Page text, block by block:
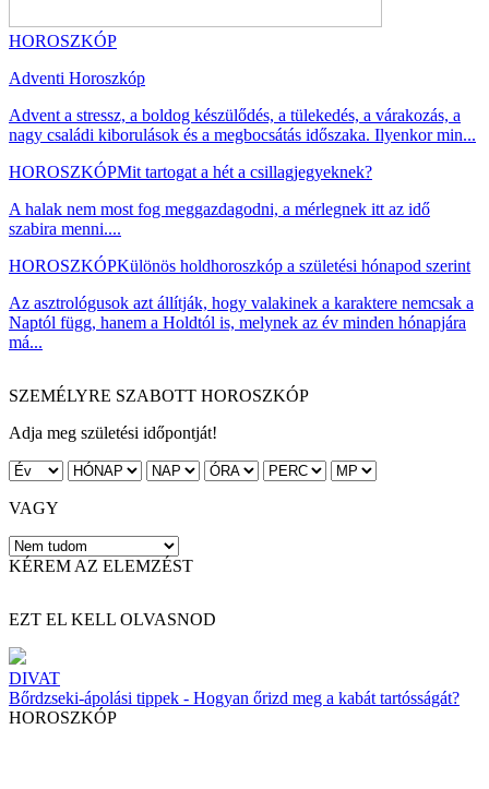
HOROSZKÓP
Adventi Horoszkóp
Advent a stressz, a boldog készülődés, a tülekedés, a várakozás, a
nagy családi kiborulások és a megbocsátás időszaka. Ilyenkor min...
HOROSZKÓPMit tartogat a hét a csillagjegyeknek?
A halak nem most fog meggazdagodni, a mérlegnek itt az idő
szabira menni....
HOROSZKÓPKülönös holdhoroszkóp a születési hónapod szerint
Az asztrológusok azt állítják, hogy valakinek a karaktere nemcsak a
Naptól függ, hanem a Holdtól is, melynek az év minden hónapjára
má...
SZEMÉLYRE SZABOTT HOROSZKÓP
Adja meg születési időpontját!
VAGY
KÉREM AZ ELEMZÉST
EZT EL KELL OLVASNOD
DIVAT
Bőrdzseki-ápolási tippek - Hogyan őrizd meg a kabát tartósságát?
HOROSZKÓP